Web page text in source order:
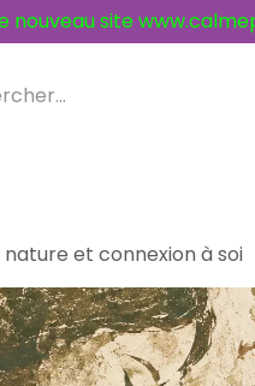
nouveau site
et connexion à soi